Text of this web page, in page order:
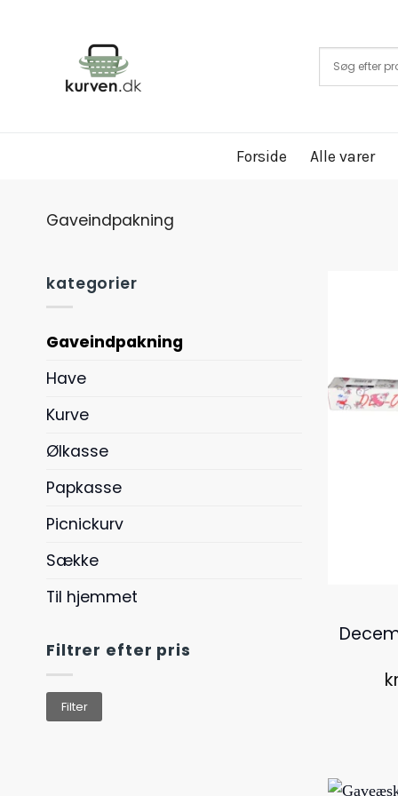
Forside Alle varer
Gaveindpakning
kategorier
Gaveindpakning
Have
Kurve
Ølkasse
Papkasse
Picnickurv
Sække
Til hjemmet
Filtrer efter pris
Mindste
pris
Højeste
prisFilter